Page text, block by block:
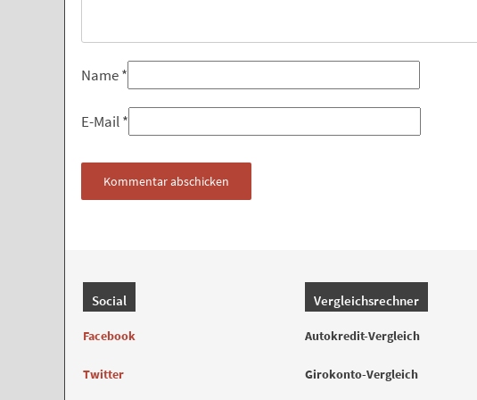
Name*
E-Mail*
Social
Facebook
Twitter
Vergleichsrechner
Autokredit-Vergleich
Girokonto-Vergleich